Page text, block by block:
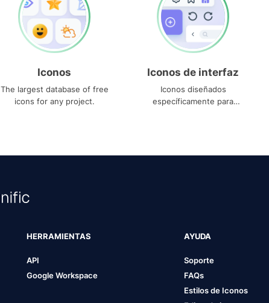
Iconos
The largest database of free
icons for any project.
Iconos de interfaz
Iconos diseñados
específicamente para
HERRAMIENTAS
API
Google Workspace
AYUDA
Soporte
FAQs
Estilos de Iconos